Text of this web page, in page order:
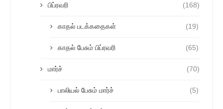
பிப்ரவரி (168)
காதல் படக்கதைகள் (19)
காதல் பேசும் பிப்ரவரி (65)
மார்ச் (70)
பாலியல் பேசும் மார்ச் (5)